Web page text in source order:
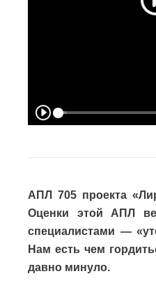
АПЛ 705 проекта
Оценки этой АПЛ
специалистами —
Нам есть чем
давно минуло.